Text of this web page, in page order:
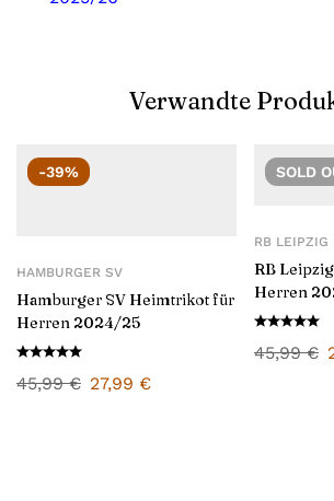
Verwandte
-39%
HAMBURGER SV
Hamburger SV Heimtrikot für
Herren 2024/25
45,99€ 27,99 €
SOLD
RB LEIPZIG
RB
Herren
45,99€